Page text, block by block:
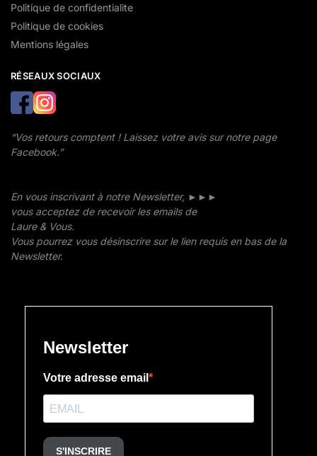
Politique de confidentialite
Politique de cookies
Mentions légales
RÉSEAUX SOCIAUX
“Vos retours comptent ! Laissez votre avis sur notre page
Facebook.”
En vous inscrivant à notre Newsletter, ►►►
vous acceptez de recevoir les emails de
Laure & Vous.
Vous pourrez vous désinscrire sur le lien requis en bas de la
Newsletter.